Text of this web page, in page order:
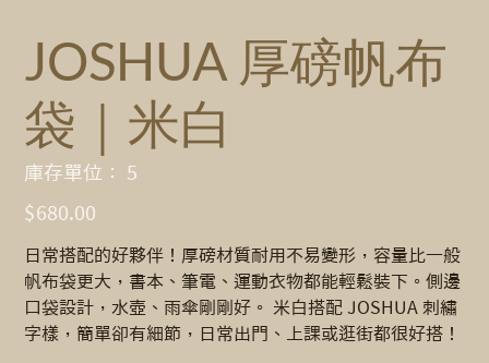
JOSHUA 厚磅帆布
袋｜米白
庫存單位：
SKU
5
5
價
格
$680.00
日常搭配的好夥伴！厚磅材質耐用不易變形，容量比一般
帆布袋更大，書本、筆電、運動衣物都能輕鬆裝下。側邊
口袋設計，水壺、雨傘剛剛好。 米白搭配 JOSHUA 刺繡
字樣，簡單卻有細節，日常出門、上課或逛街都很好搭！